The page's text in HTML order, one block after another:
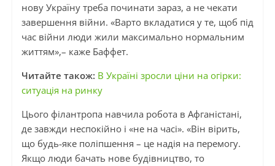
нову Україну треба починати зараз, а не чекати
завершення війни. «Варто вкладатися у те, щоб під
час війни люди жили максимально нормальним
життям»,– каже Баффет.
Читайте також: В Україні зросли ціни на огірки:
ситуація на ринку
Цього філантропа навчила робота в Афганістані,
де завжди неспокійно і «не на часі». «Він вірить,
що будь‑яке поліпшення – це надія на перемогу.
Якщо люди бачать нове будівництво, то